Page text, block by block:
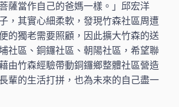
薩當作自己的爸媽一樣。」邱宏洋
，其實心細柔軟，發現竹森社區周遭
的獨老需要照顧，因此擴大竹森的送
社區、銅鑼社區、朝陽社區，希望聯
由竹森經驗帶動銅鑼鄉整體社區營造
輩的生活打拼，也為未來的自己盡一